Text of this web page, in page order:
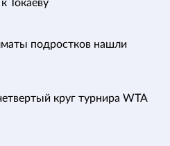
Токаеву
подростков нашли
круг турнира WTA